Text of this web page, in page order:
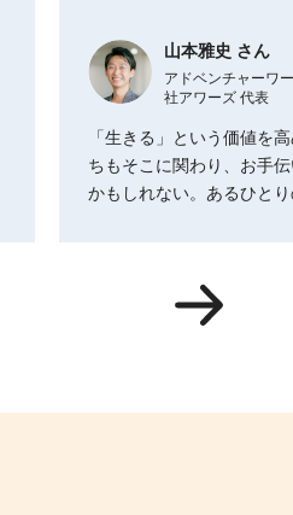
山本雅史 さん
アドベンチャーワ
社アワーズ 代表
「生きる」という価値を
ちもそこに関わり、お手
かもしれない。あるひと